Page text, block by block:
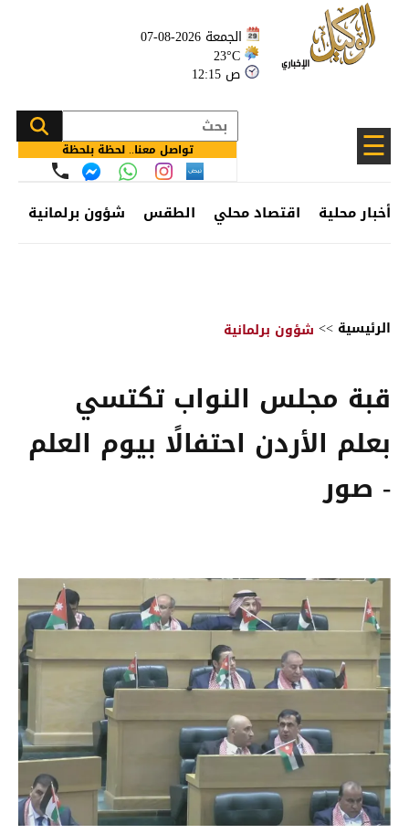
الجمعة 2026-08-07
23°C
12:15 ص
☰ تواصل معنا.. لحظة بلحظة
أخبار محلية اقتصاد محلي الطقس شؤون برلمانية
الرئيسية >> شؤون برلمانية
قبة مجلس النواب تكتسي
بعلم الأردن احتفالًا بيوم العلم
- صور